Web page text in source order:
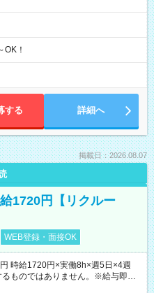
！
する 詳細へ
掲載日：2026.08.07
1720円【リクルー
WEB登録・面接OK
時給1720円×実働8h×週5日×4週
ものではありません。※給与即受
件有）